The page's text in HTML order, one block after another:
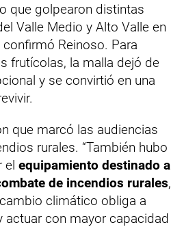
que golpearon distintas
Valle Medio y Alto Valle en
Reinoso. Para
frutícolas, la malla dejó de
y se convirtió en una
que marcó las audiencias
rurales. “También hubo
el equipamiento destinado a
de incendios rurales,
climático obliga a
actuar con mayor capacidad